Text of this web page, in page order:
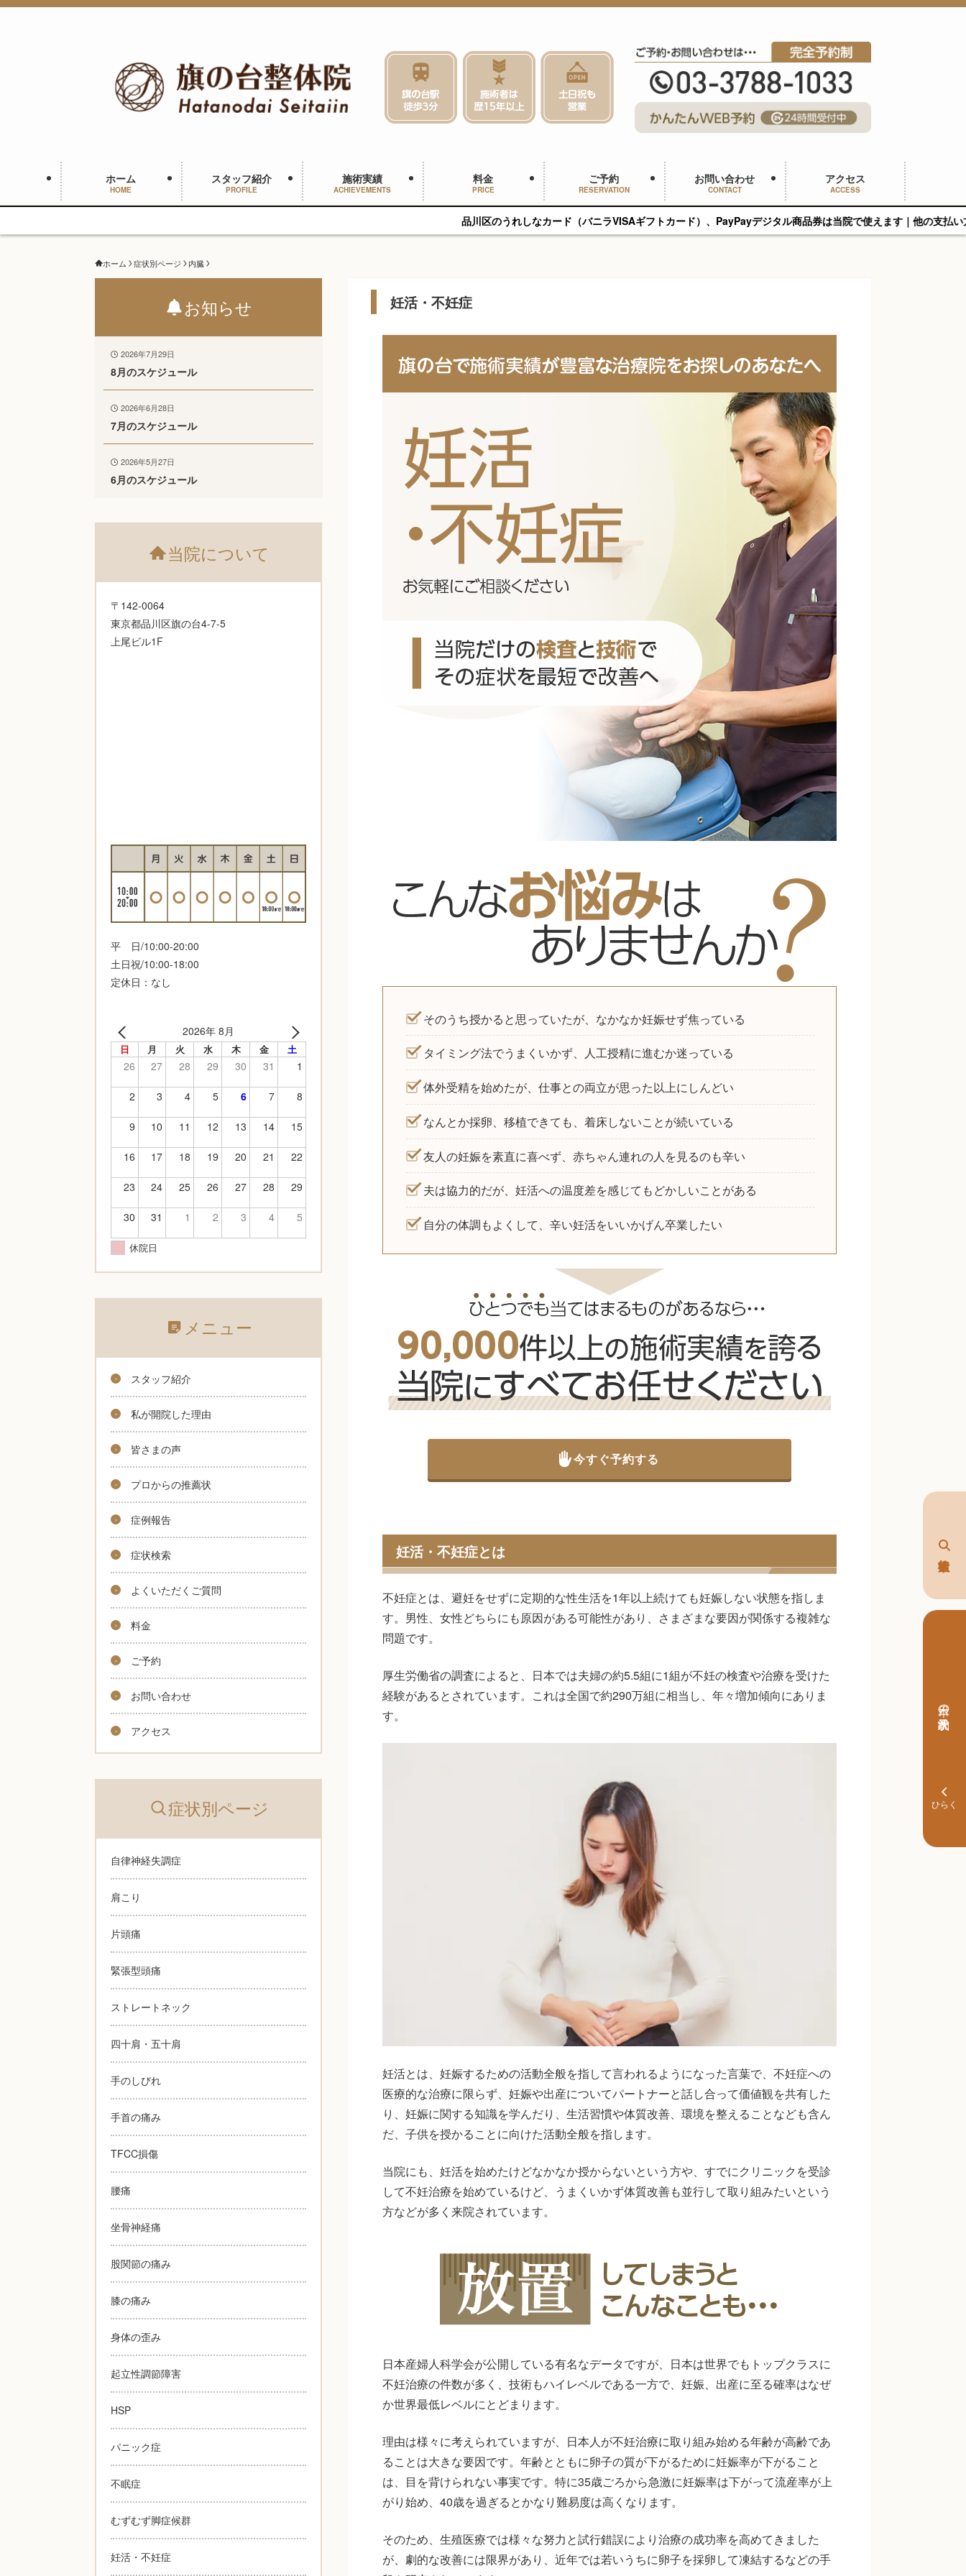
ホーム
HOME
スタッフ紹介
PROFILE
施術実績
ACHIEVEMENTS
料金
PRICE
ご予約
RESERVATION
お問い合わせ
CONTACT
アクセス
ACCESS
品川区のうれしなカード（バニラVISAギフトカード）、PayPayデジタル商品券は当院で使えます｜他の支払い方法と併用可
ホーム 症状別ページ 内臓
妊活・不妊症
本日の予約状況
そのうち授かると思っていたが、なかなか妊娠せず焦っている
タイミング法でうまくいかず、人工授精に進むか迷っている
体外受精を始めたが、仕事との両立が思った以上にしんどい
なんとか採卵、移植できても、着床しないことが続いている
友人の妊娠を素直に喜べず、赤ちゃん連れの人を見るのも辛い
夫は協力的だが、妊活への温度差を感じてもどかしいことがある
自分の体調もよくして、辛い妊活をいいかげん卒業したい
今すぐ予約する
妊活・不妊症とは
不妊症とは、避妊をせずに定期的な性生活を1年以上続けても妊娠しない状態を指しま
す。男性、女性どちらにも原因がある可能性があり、さまざまな要因が関係する複雑な
問題です。
厚生労働省の調査によると、日本では夫婦の約5.5組に1組が不妊の検査や治療を受けた
経験があるとされています。これは全国で約290万組に相当し、年々増加傾向にありま
す。
妊活とは、妊娠するための活動全般を指して言われるようになった言葉で、不妊症への
医療的な治療に限らず、妊娠や出産についてパートナーと話し合って価値観を共有した
り、妊娠に関する知識を学んだり、生活習慣や体質改善、環境を整えることなども含ん
だ、子供を授かることに向けた活動全般を指します。
当院にも、妊活を始めたけどなかなか授からないという方や、すでにクリニックを受診
して不妊治療を始めているけど、うまくいかず体質改善も並行して取り組みたいという
方などが多く来院されています。
日本産婦人科学会が公開している有名なデータですが、日本は世界でもトップクラスに
不妊治療の件数が多く、技術もハイレベルである一方で、妊娠、出産に至る確率はなぜ
か世界最低レベルにとどまります。
理由は様々に考えられていますが、日本人が不妊治療に取り組み始める年齢が高齢であ
ることは大きな要因です。年齢とともに卵子の質が下がるために妊娠率が下がること
は、目を背けられない事実です。特に35歳ごろから急激に妊娠率は下がって流産率が上
がり始め、40歳を過ぎるとかなり難易度は高くなります。
そのため、生殖医療では様々な努力と試行錯誤により治療の成功率を高めてきました
が、劇的な改善には限界があり、近年では若いうちに卵子を採卵して凍結するなどの手
お知らせ
2026年7月29日
8月のスケジュール
2026年6月28日
7月のスケジュール
2026年5月27日
6月のスケジュール
当院について
〒142-0064
東京都品川区旗の台4-7-5
上尾ビル1F
平 日/10:00-20:00
土日祝/10:00-18:00
定休日：なし
2026年 8月
日 月 火 水 木 金 土
26 27 28 29 30 31 1
2 3 4 5 6 7 8
9 10 11 12 13 14 15
16 17 18 19 20 21 22
23 24 25 26 27 28 29
30 31 1 2 3 4 5
休院日
メニュー
スタッフ紹介
私が開院した理由
皆さまの声
プロからの推薦状
症例報告
症状検索
よくいただくご質問
料金
ご予約
お問い合わせ
アクセス
症状別ページ
自律神経失調症
肩こり
片頭痛
緊張型頭痛
ストレートネック
四十肩・五十肩
手のしびれ
手首の痛み
TFCC損傷
腰痛
坐骨神経痛
股関節の痛み
膝の痛み
身体の歪み
起立性調節障害
HSP
パニック症
不眠症
むずむず脚症候群
妊活・不妊症